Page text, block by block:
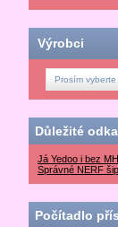
Výrobci
Důležité
Já Yedoo i bez
Správné NERF
Počítadlo